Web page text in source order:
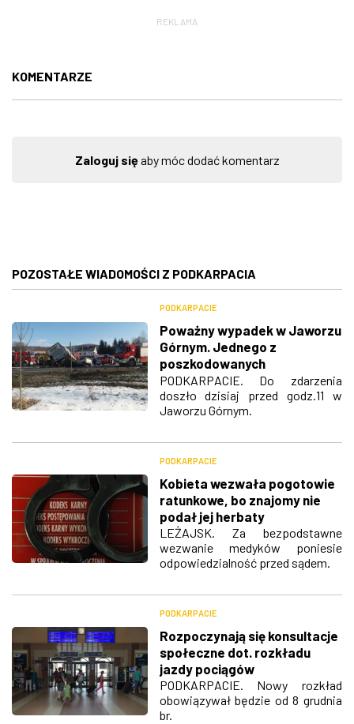
REKLAMA
KOMENTARZE
Zaloguj sięaby móc dodać komentarz
POZOSTAŁE WIADOMOŚCI Z PODKARPACIA
PODKARPACIE
Poważny wypadek w Jaworzu
Górnym. Jednego z
poszkodowanych
przewieziono do szpitala
helikopterem
PODKARPACIE. Do zdarzenia
doszło dzisiaj przed godz.11 w
Jaworzu Górnym.
PODKARPACIE
Kobieta wezwała pogotowie
ratunkowe, bo znajomy nie
podał jej herbaty
LEŻAJSK. Za bezpodstawne
wezwanie medyków poniesie
odpowiedzialność przed sądem.
PODKARPACIE
Rozpoczynają się konsultacje
społeczne dot. rozkładu
jazdy pociągów
PODKARPACIE. Nowy rozkład
obowiązywał będzie od 8 grudnia
br.